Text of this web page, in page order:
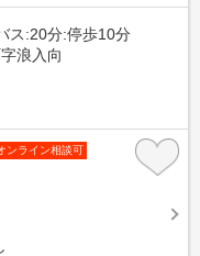
ス:20分:停歩10分
浪入向
ンライン相談可